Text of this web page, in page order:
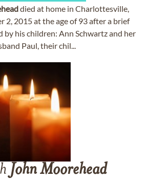
died at home in Charlottesville,
2, 2015 at the age of 93 after a brief
by his children: Ann Schwartz and her
Paul, their chil...
JohnMoorehead